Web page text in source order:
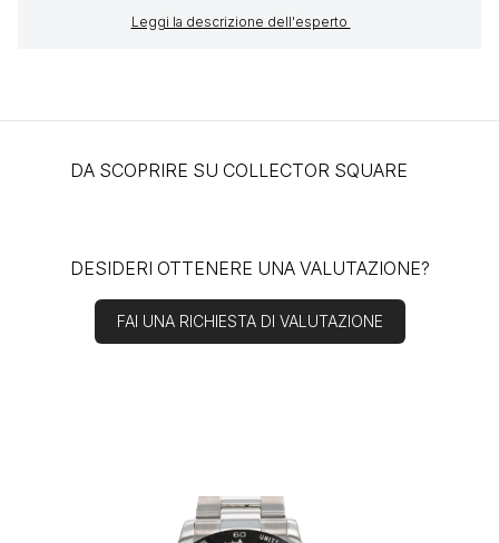
Leggi la descrizione dell'esperto
DA SCOPRIRE SU COLLECTOR SQUARE
DESIDERI OTTENERE UNA VALUTAZIONE?
FAI UNA RICHIESTA DI VALUTAZIONE